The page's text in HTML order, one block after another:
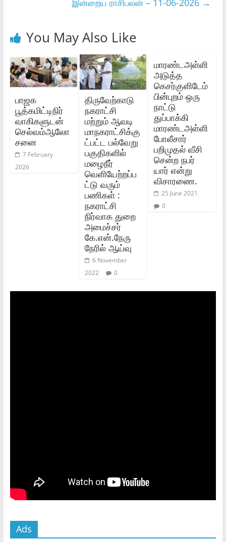
இன்றைய ராசிபலன் – 11-06-2026 →
You May Also Like
பாஜக
பூத்கமிட்டிநிர்
வாகிகளுடன்
செல்வம்ஆலோ
சனை
7 February
2026
திருவேற்காடு
நகராட்சி
மற்றும் ஆவடி
மாநகராட்சிக்கு
ட்பட்ட பல்வேறு
பகுதிகளில்
மழைநீர்
வெளியேற்றப்ப
ட்டு வரும்
பணிகள் :
நகராட்சி
நிர்வாக துறை
அமைச்சர்
கே.என்.நேரு
நேரில் ஆய்வு
6 November
2022
0
மாரண்டஅள்ளி
அடுத்த
கெசர்குளிடேம்
பின்புறம் ஒரு
நாட்டு
துப்பாக்கி
மாரண்டஅள்ளி
போலீசார்
பறிமுதல் வீசி
சென்ற நபர்
யார் என்று
விசாரணை.
25 June 2021
0
Ads